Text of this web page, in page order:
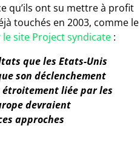
qu’ils ont su mettre à profit
touchés en 2003, comme le
site Project syndicate :
que les Etats-Unis
son déclenchement
étroitement liée par les
devraient
approches